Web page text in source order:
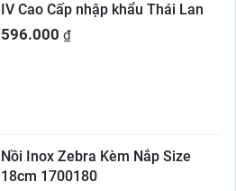
IV Cao Cấp nhập khẩu Thái Lan
596.000 ₫
Nồi Inox Zebra Kèm Nắp Size
18cm 1700180